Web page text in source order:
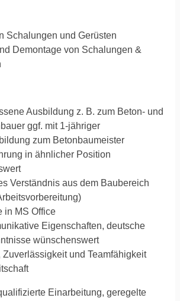
Schalungen und Gerüsten
Demontage von Schalungen &
Ausbildung z. B. zum Beton- und
ggf. mit 1-jähriger
zum Betonbaumeister
in ähnlicher Position
Verständnis aus dem Baubereich
in MS Office
Eigenschaften, deutsche
wünschenswert
Zuverlässigkeit und Teamfähigkeit
Einarbeitung, geregelte